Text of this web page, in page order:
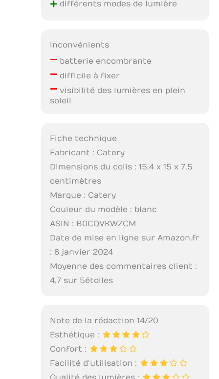
+différents modes de lumière
Inconvénients
–batterie encombrante
–difficile à fixer
–visibilité des lumières en plein
soleil
Fiche technique
Fabricant : Catery
Dimensions du colis : 15.4 x 15 x 7.5
centimètres
Marque : Catery
Couleur du modèle : blanc
ASIN : B0CQVKWZCM
Date de mise en ligne sur Amazon.fr
: 6 janvier 2024
Moyenne des commentaires client :
4,7 sur 5 étoiles
Note de la rédaction 14/20
Esthétique :
Confort :
Facilité d’utilisation :